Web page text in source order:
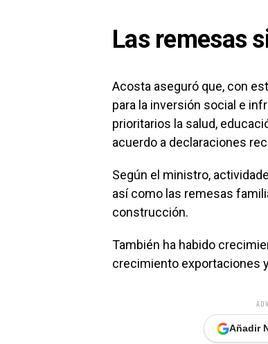
Las remesas
Acosta aseguró que, con
para la inversión social e
prioritarios la salud,
acuerdo a declaraciones
Según el ministro,
así como las remesas
construcción.
También ha habido
crecimiento exportaciones
Añadir